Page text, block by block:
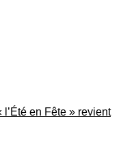
en Fête » revient